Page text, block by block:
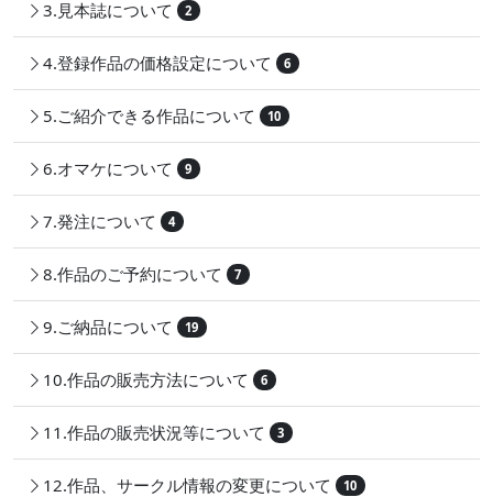
3.見本誌について 2
4.登録作品の価格設定について 6
5.ご紹介できる作品について 10
6.オマケについて 9
7.発注について 4
8.作品のご予約について 7
9.ご納品について 19
10.作品の販売方法について 6
11.作品の販売状況等について 3
12.作品、サークル情報の変更について 10